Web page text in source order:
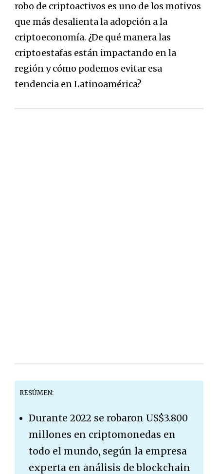
robo de criptoactivos es uno de los motivos
que más desalienta la adopción a la
criptoeconomía. ¿De qué manera las
criptoestafas están impactando en la
región y cómo podemos evitar esa
tendencia en Latinoamérica?
RESÚMEN:
Durante 2022 se robaron US$3.800
millones en criptomonedas en
todo el mundo, según la empresa
experta en análisis de blockchain